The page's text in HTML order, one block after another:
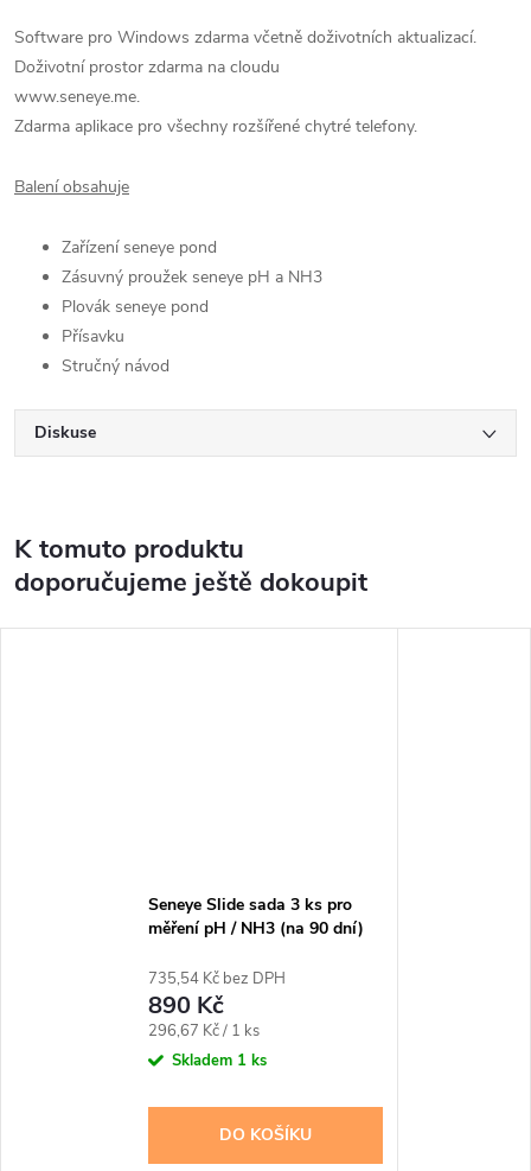
Software pro Windows zdarma včetně doživotních aktualizací.
Doživotní prostor zdarma na cloudu
www.seneye.me.
Zdarma aplikace pro všechny rozšířené chytré telefony.
Balení obsahuje
Zařízení seneye pond
Zásuvný proužek seneye pH a NH3
Plovák seneye pond
Přísavku
Stručný návod
Diskuse
K tomuto produktu
doporučujeme ještě dokoupit
Seneye Slide sada 3 ks pro
měření pH / NH3 (na 90 dní)
735,54 Kč bez DPH
890 Kč
Měrná
cena:
296,67 Kč / 1 ks
Skladem 1 ks
DO KOŠÍKU